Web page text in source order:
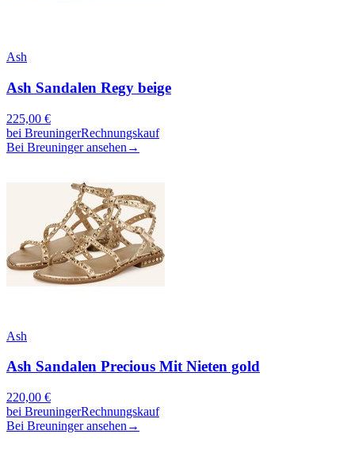
Ash
Ash Sandalen Regy beige
225,00 €
bei BreuningerRechnungskauf
Bei Breuninger ansehen →
Ash
Ash Sandalen Precious Mit Nieten gold
220,00 €
bei BreuningerRechnungskauf
Bei Breuninger ansehen →